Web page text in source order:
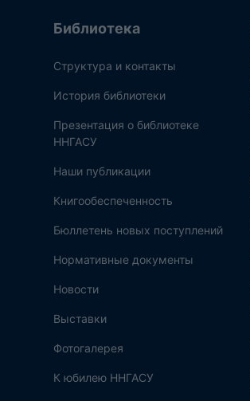
Библиотека
Структура и контакты
История библиотеки
Презентация о библиотеке
ННГАСУ
Наши публикации
Книгообеспеченность
Бюллетень новых поступлений
Нормативные документы
Новости
Выставки
Фотогалерея
К юбилею ННГАСУ